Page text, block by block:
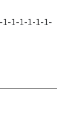
1-1-1-1-1-1-